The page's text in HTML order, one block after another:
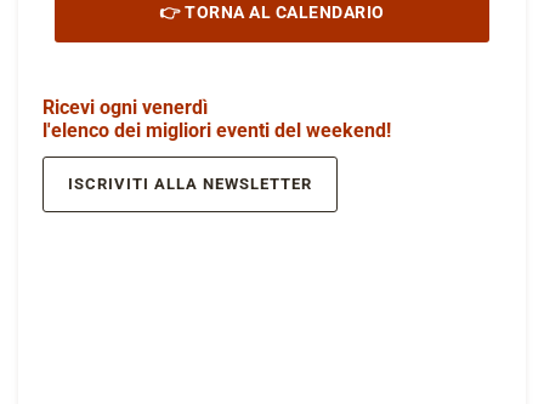
👉 TORNA AL CALENDARIO
Ricevi ogni venerdì
l'elenco dei migliori eventi del weekend!
ISCRIVITI ALLA NEWSLETTER